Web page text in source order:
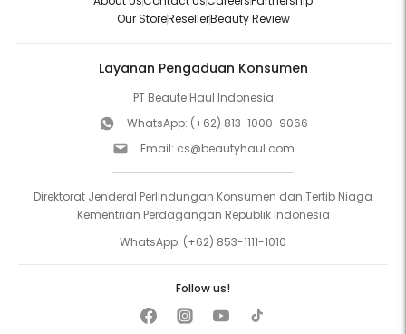
Our StoreResellerBeauty Review
Layanan Pengaduan Konsumen
PT Beaute Haul Indonesia
WhatsApp: (+62) 813-1000-9066
Email: cs@beautyhaul.com
Direktorat Jenderal Perlindungan Konsumen dan Tertib Niaga
Kementrian Perdagangan Republik Indonesia
WhatsApp: (+62) 853-1111-1010
Follow us!